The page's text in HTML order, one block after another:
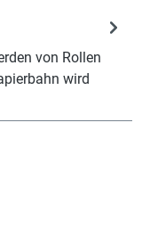
von Rollen
wird